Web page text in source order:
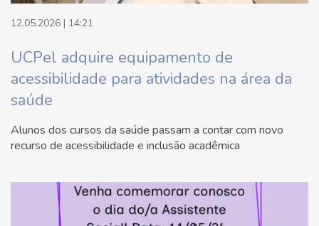
12.05.2026 | 14:21
UCPel adquire equipamento de
acessibilidade para atividades na área da
saúde
Alunos dos cursos da saúde passam a contar com novo
recurso de acessibilidade e inclusão acadêmica